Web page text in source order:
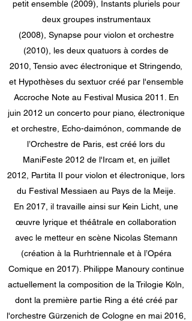
petit ensemble (2009), Instants pluriels pour
deux groupes instrumentaux
(2008), Synapse pour violon et orchestre
(2010), les deux quatuors à cordes de
2010, Tensio avec électronique et Stringendo,
et Hypothèses du sextuor créé par l'ensemble
Accroche Note au Festival Musica 2011. En
juin 2012 un concerto pour piano, électronique
et orchestre, Echo-daimónon, commande de
l’Orchestre de Paris, est créé lors du
ManiFeste 2012 de l'Ircam et, en juillet
2012, Partita II pour violon et électronique, lors
du Festival Messiaen au Pays de la Meije.
En 2017, il travaille ainsi sur Kein Licht, une
œuvre lyrique et théâtrale en collaboration
avec le metteur en scène Nicolas Stemann
(création à la Rurhtriennale et à l’Opéra
Comique en 2017). Philippe Manoury continue
actuellement la composition de la Trilogie Köln,
dont la première partie Ring a été créé par
l'orchestre Gürzenich de Cologne en mai 2016,